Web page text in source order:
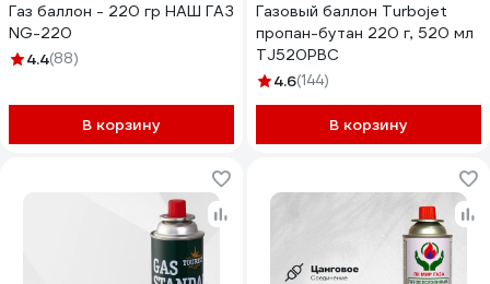
Газ баллон - 220 гр НАШ ГАЗ
NG-220
4.4(88)
В корзину
Газовый баллон Turbojet
пропан-бутан 220 г, 520 мл
TJ520PBC
4.6(144)
В корзину